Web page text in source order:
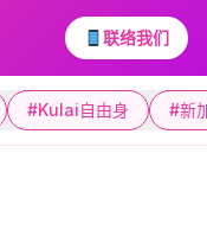
联络我们
#Kulai自由身 #新